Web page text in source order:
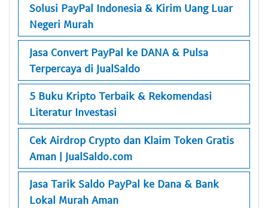
Solusi PayPal Indonesia & Kirim Uang Luar
Negeri Murah
Jasa Convert PayPal ke DANA & Pulsa
Terpercaya di JualSaldo
5 Buku Kripto Terbaik & Rekomendasi
Literatur Investasi
Cek Airdrop Crypto dan Klaim Token Gratis
Aman | JualSaldo.com
Jasa Tarik Saldo PayPal ke Dana & Bank
Lokal Murah Aman